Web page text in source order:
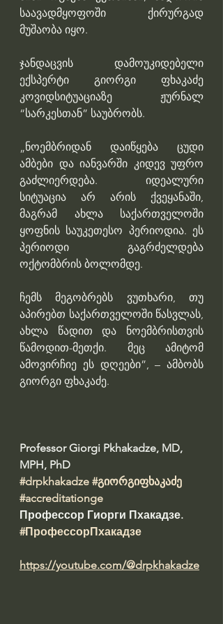
საავადმყოფოში ქირურგად
მუშაობა იყო.
ჯანდაცვის დამოუკიდებელი
ექსპერტი გიორგი ფხაკაძე
კოვიდსიტუაციაზე ჟურნალ
“სარკესთან” საუბრობს.
„ნოემბრიდან დაიწყება ცუდი
ამბები და იანვარში კიდევ უფრო
გაძლიერდება. იდეალური
სიტუაცია არ არის ქვეყანაში,
მაგრამ ახლა საქართველოში
ყოფნის საუკეთესო პერიოდია. ეს
პერიოდი გაგრძელდება
ოქტომბრის ბოლომდე.
ჩემს მეგობრებს ვუთხარი, თუ
აპირებთ საქართველოში წასვლას,
ახლა წადით და ნოემბრისთვის
წამოდით-მეთქი. მეც ამიტომ
ამოვირჩიე ეს დღეები”, – ამბობს
გიორგი ფხაკაძე.
Professor Giorgi Pkhakadze, MD,
MPH, PhD
#drpkhakadze #გიორგიფხაკაძე
#accreditationge
Профессор Гиорги Пхакадзе.
#ПрофессорПхакадзе
https://youtube.com/@drpkhakadze